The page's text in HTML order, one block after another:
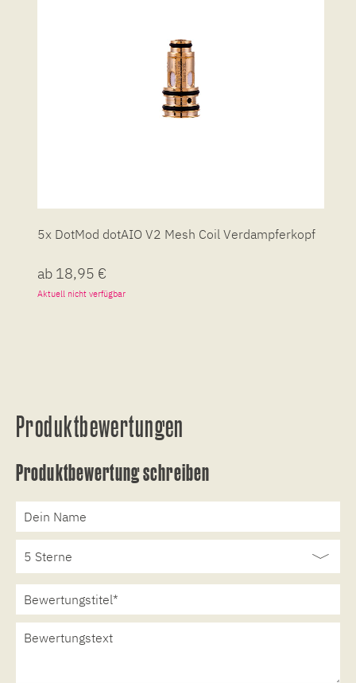
5x DotMod dotAIO V2 Mesh Coil Verdampferkopf
ab 18,95 €
Aktuell nicht verfügbar
Produktbewertungen
Produktbewertung schreiben